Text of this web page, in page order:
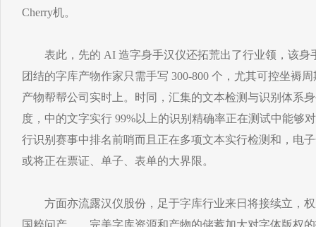
Cherry机。
表此，先的 AI 造字身手汉仪还拓荒出了行业领，该身
团结的字库产物作家只需手写 300-800 个，尤其可控坐褥
产物帮帮公司实时上。时同，汇集的文本检测与识别体系
度，中的文字实行 99%以上的识别精确率正在测试中能够
行识别赛事中排名前哨而且正在多项文本实行检测和，电
或将正在票证、单子、表单的大界限。
方面亦流露汉仪股份，足于字库行业来日将接续立，权
国粹问产，、完美字库资源和产物的储蓄加大对字体版权